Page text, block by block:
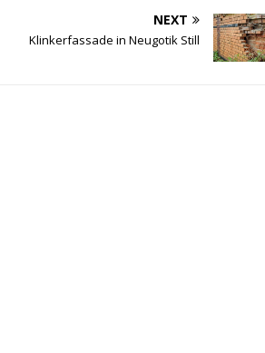
NEXT
Klinkerfassade in Neugotik Still